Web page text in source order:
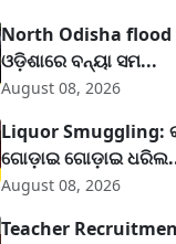
North Odisha
ଓଡ଼ିଶାରେ ବନ୍ୟା ସମ...
August 08, 2026
Liquor Smuggling:
ଗୋଡ଼ାଇ ଗୋଡ଼ାଇ
August 08, 2026
Teacher